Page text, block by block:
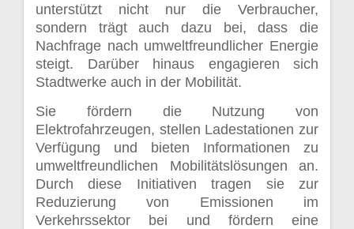
unterstützt nicht nur die Verbraucher,
sondern trägt auch dazu bei, dass die
Nachfrage nach umweltfreundlicher Energie
steigt. Darüber hinaus engagieren sich
Stadtwerke auch in der Mobilität.
Sie fördern die Nutzung von
Elektrofahrzeugen, stellen Ladestationen zur
Verfügung und bieten Informationen zu
umweltfreundlichen Mobilitätslösungen an.
Durch diese Initiativen tragen sie zur
Reduzierung von Emissionen im
Verkehrssektor bei und fördern eine